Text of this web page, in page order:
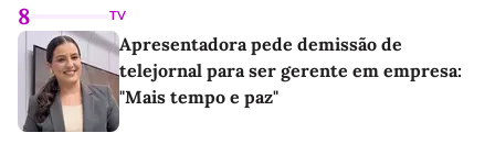
8 TV
Apresentadora pede demissão de
telejornal para ser gerente em empresa:
"Mais tempo e paz"